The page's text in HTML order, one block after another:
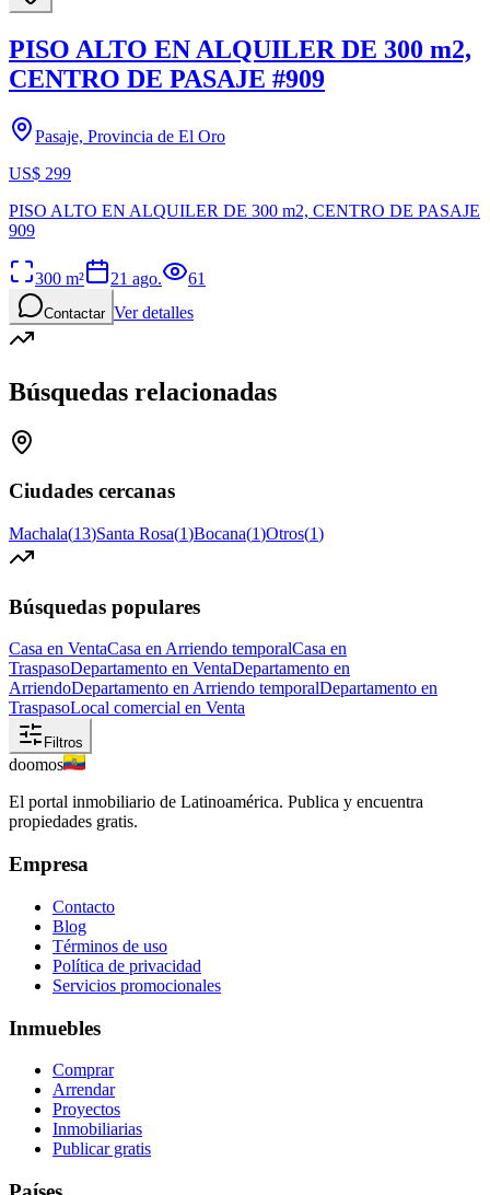
PISO ALTO EN ALQUILER DE 300 m2,
CENTRO DE PASAJE #909
Pasaje, Provincia de El Oro
US$ 299
PISO ALTO EN ALQUILER DE 300 m2, CENTRO DE PASAJE
909
300 m² 21 ago. 61
Contactar Ver detalles
Búsquedas relacionadas
Ciudades cercanas
Machala(13)Santa Rosa(1)Bocana(1)Otros(1)
Búsquedas populares
Casa en VentaCasa en Arriendo temporalCasa en
TraspasoDepartamento en VentaDepartamento en
ArriendoDepartamento en Arriendo temporalDepartamento en
TraspasoLocal comercial en Venta
Filtros
doomos
El portal inmobiliario de Latinoamérica. Publica y encuentra
propiedades gratis.
Empresa
Contacto
Blog
Términos de uso
Política de privacidad
Servicios promocionales
Inmuebles
Comprar
Arrendar
Proyectos
Inmobiliarias
Publicar gratis